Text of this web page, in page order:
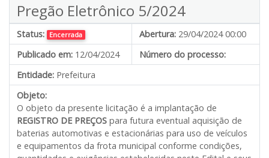
Pregão Eletrônico 5/2024
Status: Encerrada Abertura: 29/04/2024 00:00
Publicado em: 12/04/2024
Número do processo:
Entidade: Prefeitura
Objeto:
O objeto da presente licitação é a implantação de
REGISTRO DE PREÇOS para futura eventual aquisição de
baterias automotivas e estacionárias para uso de veículos
e equipamentos da frota municipal conforme condições,